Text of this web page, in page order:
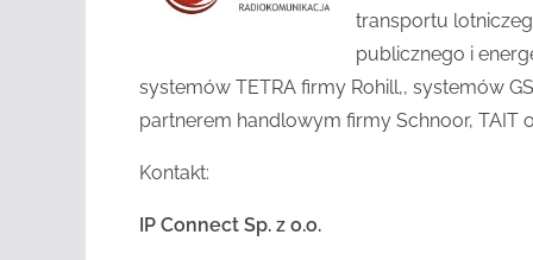
transportu
publicznego i
systemów TETRA firmy Rohill,, systemów
partnerem handlowym firmy Schnoor, TAIT
Kontakt:
IP Connect Sp. z o.o.